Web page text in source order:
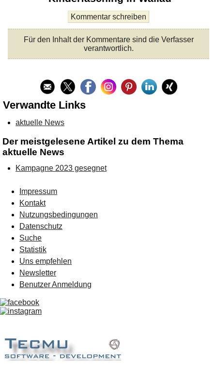
Für den Inhalt der Kommentare sind die Verfasser
verantwortlich.
Verwandte Links
aktuelle News
Der meistgelesene Artikel zu dem Thema
aktuelle News
Kampagne 2023 gesegnet
Impressum
Kontakt
Nutzungsbedingungen
Datenschutz
Suche
Statistik
Uns empfehlen
Newsletter
Benutzer Anmeldung